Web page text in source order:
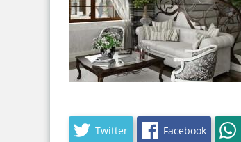
Twitter Facebook